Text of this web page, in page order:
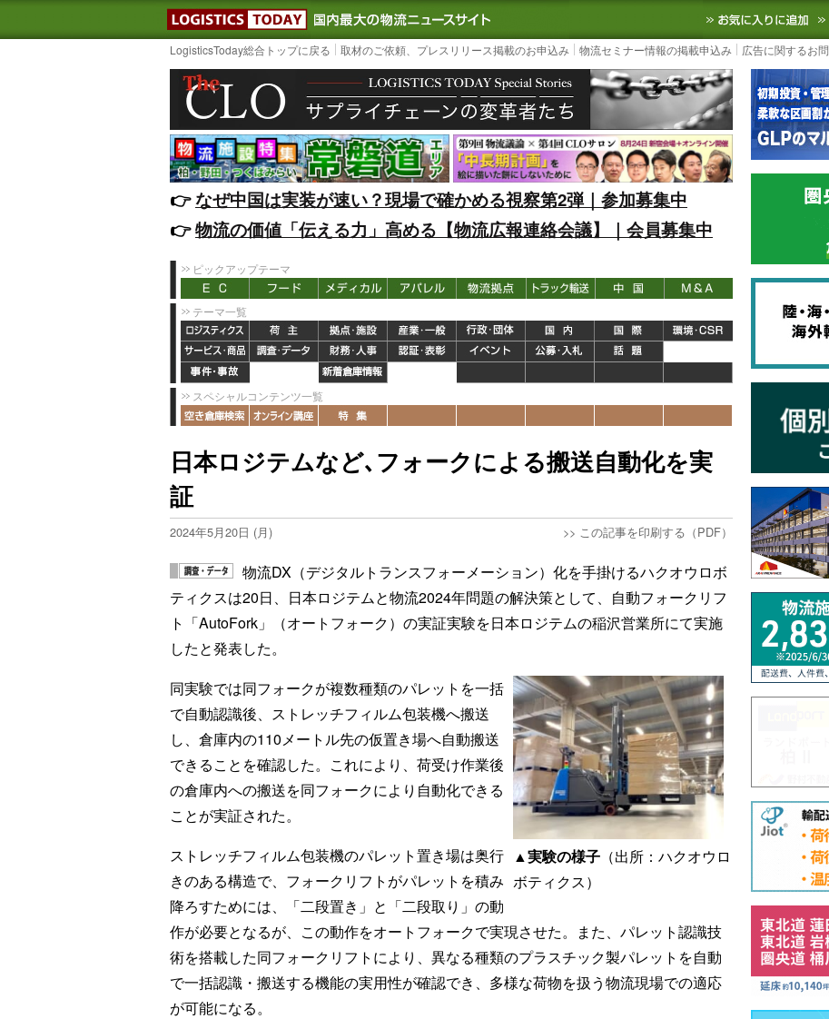
LOGISTICS TODAY｜国内最大の物流ニュースサイト3PL, SCMなど国内外の最新の物流ニ
LogisticsToday総合トップに戻る 取材のご依頼、プレスリリース掲載のお申込み 物流セミナー情報の掲載申込み 広告に関するお
👉️なぜ中国は実装が速い？現場で確かめる視察第2弾｜参加募集中
👉️物流の価値「伝える力」高める【物流広報連絡会議】｜会員募集中
ピックアップテーマ
テーマ一覧
スペシャルコンテンツ一覧
日本ロジテムなど､フォークによる搬送自動化を実
証
2024年5月20日 (月) >> この記事を印刷する（PDF）
物流DX（デジタルトランスフォーメーション）化を手掛けるハクオウロボ
ティクスは20日、日本ロジテムと物流2024年問題の解決策として、自動フォークリフ
ト「AutoFork」（オートフォーク）の実証実験を日本ロジテムの稲沢営業所にて実施
したと発表した。
▲実験の様子 （出所：ハクオウロ
ボティクス）
同実験では同フォークが複数種類のパレットを一括
で自動認識後、ストレッチフィルム包装機へ搬送
し、倉庫内の110メートル先の仮置き場へ自動搬送
できることを確認した。これにより、荷受け作業後
の倉庫内への搬送を同フォークにより自動化できる
ことが実証された。
ストレッチフィルム包装機のパレット置き場は奥行
きのある構造で、フォークリフトがパレットを積み
降ろすためには、「二段置き」と「二段取り」の動
作が必要となるが、この動作をオートフォークで実現させた。また、パレット認識技
術を搭載した同フォークリフトにより、異なる種類のプラスチック製パレットを自動
で一括認識・搬送する機能の実用性が確認でき、多様な荷物を扱う物流現場での適応
が可能になる。